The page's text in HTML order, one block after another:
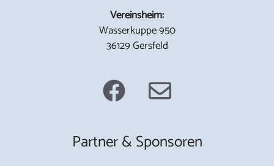
Vereinsheim:
Wasserkuppe 950
36129 Gersfeld
Partner & Sponsoren